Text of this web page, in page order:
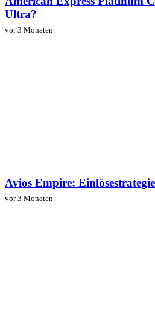
Ultra?
vor 3 Monaten
Avios Empire:
vor 3 Monaten